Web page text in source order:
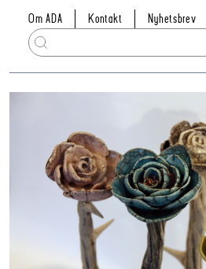
Om ADA Kontakt Nyhetsbrev